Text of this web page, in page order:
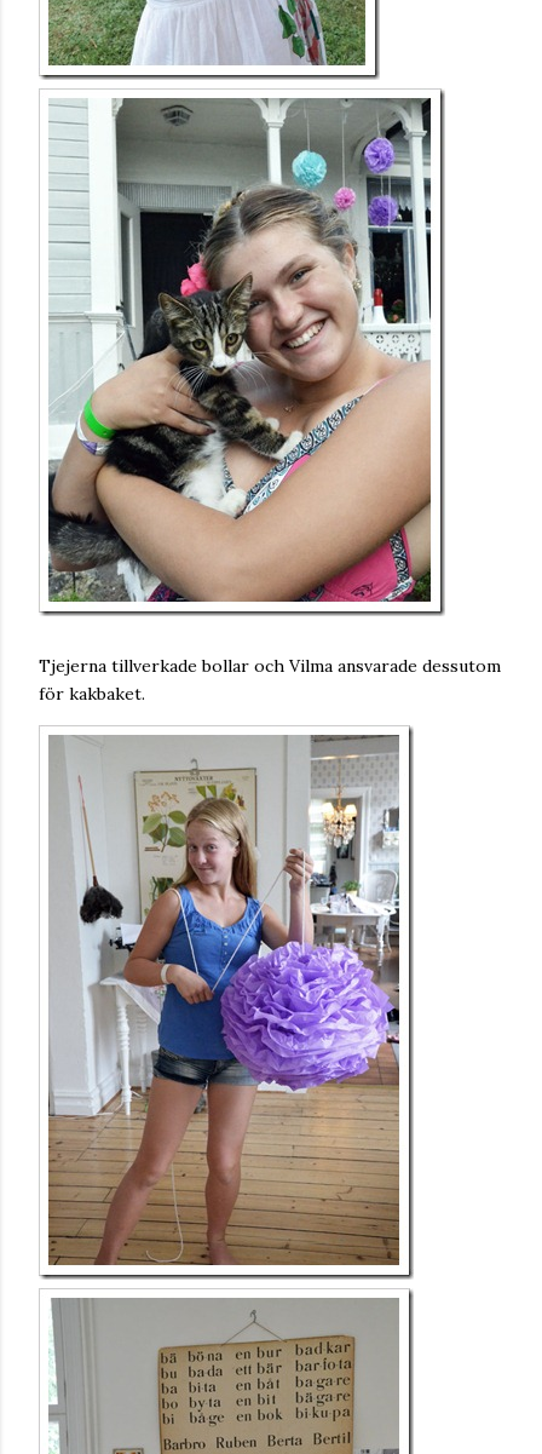
Tjejerna tillverkade bollar och Vilma ansvarade dessutom
för kakbaket.